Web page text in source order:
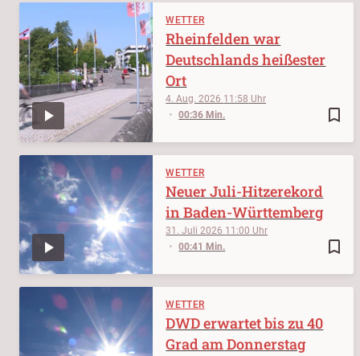
WETTER
bookmark_border
4. Aug. 2026 11:58
00:36 Min.
Rheinfelden war
Deutschlands heißester
Ort
WETTER
bookmark_border
31. Juli 2026 11:00
00:41 Min.
Neuer Juli-Hitzerekord
in Baden-Württemberg
WETTER
DWD erwartet bis zu 40
Grad am Donnerstag